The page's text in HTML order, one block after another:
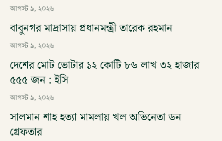
আগস্ট ৯, ২০২৬
বাবুনগর মাদ্রাসায় প্রধানমন্ত্রী তারেক রহমান
আগস্ট ৯, ২০২৬
দেশের মোট ভোটার ১২ কোটি ৮৬ লাখ ৩২ হাজার
৫৫৫ জন : ইসি
আগস্ট ৯, ২০২৬
সালমান শাহ হত্যা মামলায় খল অভিনেতা ডন
গ্রেফতার